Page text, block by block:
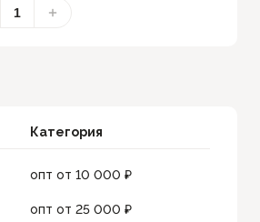
Категория
опт от 10 000 ₽
опт от 25 000 ₽